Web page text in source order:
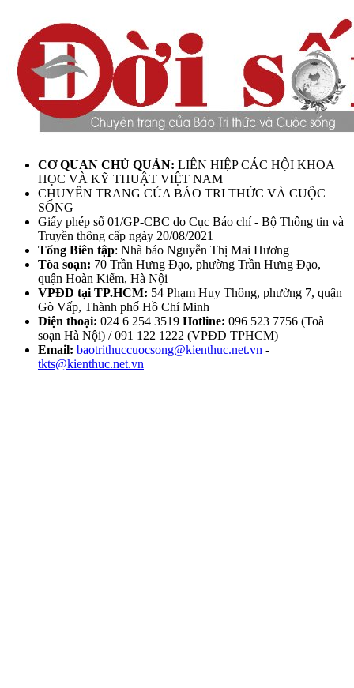
CƠ QUAN CHỦ QUẢN: LIÊN HIỆP CÁC HỘI KHOA
HỌC VÀ KỸ THUẬT VIỆT NAM
CHUYÊN TRANG CỦA BÁO TRI THỨC VÀ CUỘC
SỐNG
Giấy phép số 01/GP-CBC do Cục Báo chí - Bộ Thông tin và
Truyền thông cấp ngày 20/08/2021
Tổng Biên tập: Nhà báo Nguyễn Thị Mai Hương
Tòa soạn: 70 Trần Hưng Đạo, phường Trần Hưng Đạo,
quận Hoàn Kiếm, Hà Nội
VPĐD tại TP.HCM: 54 Phạm Huy Thông, phường 7, quận
Gò Vấp, Thành phố Hồ Chí Minh
Điện thoại: 024 6 254 3519 Hotline: 096 523 7756 (Toà
soạn Hà Nội) / 091 122 1222 (VPĐD TPHCM)
Email: baotrithuccuocsong@kienthuc.net.vn -
tkts@kienthuc.net.vn